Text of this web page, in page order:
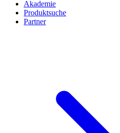
Akademie
Produktsuche
Partner